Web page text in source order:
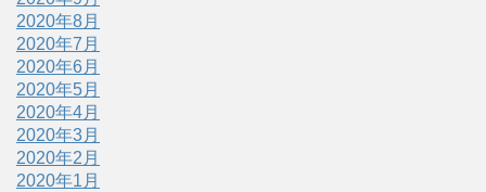
2020年8月
2020年7月
2020年6月
2020年5月
2020年4月
2020年3月
2020年2月
2020年1月